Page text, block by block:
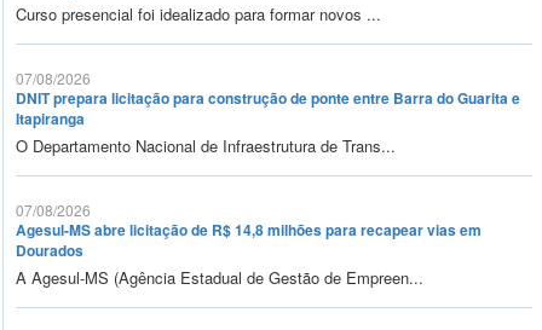
Curso presencial foi idealizado para formar novos ...
07/08/2026
DNIT prepara licitação para construção de ponte entre Barra do Guarita e
Itapiranga
O Departamento Nacional de Infraestrutura de Trans...
07/08/2026
Agesul-MS abre licitação de R$ 14,8 milhões para recapear vias em
Dourados
A Agesul-MS (Agência Estadual de Gestão de Empreen...